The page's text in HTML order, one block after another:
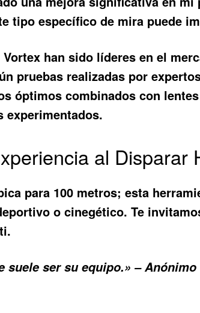
tipo específico de mira puede
han sido líderes en el
pruebas realizadas por
óptimos combinados con
experimentados.
al Disparar
para 100 metros; esta
o cinegético. Te
suele ser su equipo.» – Anónimo